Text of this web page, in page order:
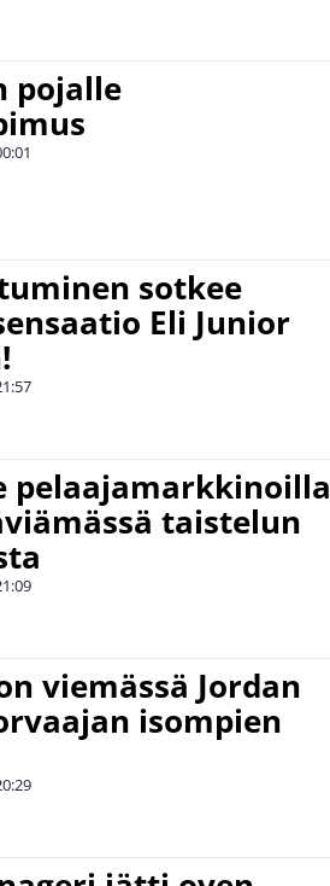
pojalle
sotkee
Eli Junior
pelaajamarkkinoilla
taistelun
viemässä Jordan
isompien